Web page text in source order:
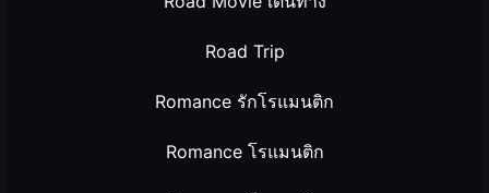
Road Trip
Romance รักโรแมนติก
Romance โรแมนติก